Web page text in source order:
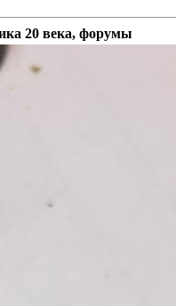
20 века, форумы